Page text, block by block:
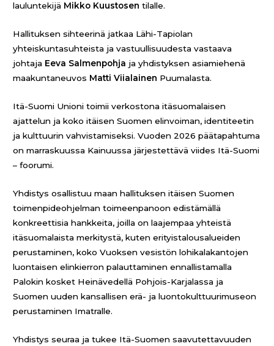
lauluntekijä Mikko Kuustosen tilalle.
Hallituksen sihteerinä jatkaa Lähi-Tapiolan
yhteiskuntasuhteista ja vastuullisuudesta vastaava
johtaja Eeva Salmenpohja ja yhdistyksen asiamiehenä
maakuntaneuvos Matti Viialainen Puumalasta.
Itä-Suomi Unioni toimii verkostona itäsuomalaisen
ajattelun ja koko itäisen Suomen elinvoiman, identiteetin
ja kulttuurin vahvistamiseksi. Vuoden 2026 päätapahtuma
on marraskuussa Kainuussa järjestettävä viides Itä-Suomi
– foorumi.
Yhdistys osallistuu maan hallituksen itäisen Suomen
toimenpideohjelman toimeenpanoon edistämällä
konkreettisia hankkeita, joilla on laajempaa yhteistä
itäsuomalaista merkitystä, kuten erityistalousalueiden
perustaminen, koko Vuoksen vesistön lohikalakantojen
luontaisen elinkierron palauttaminen ennallistamalla
Palokin kosket Heinävedellä Pohjois-Karjalassa ja
Suomen uuden kansallisen erä- ja luontokulttuurimuseon
perustaminen Imatralle.
Yhdistys seuraa ja tukee Itä-Suomen saavutettavuuden